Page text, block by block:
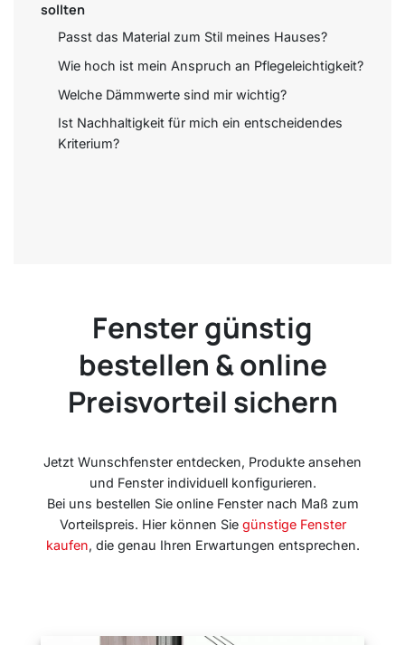
sollten
Passt das Material zum Stil meines Hauses?
Wie hoch ist mein Anspruch an Pflegeleichtigkeit?
Welche Dämmwerte sind mir wichtig?
Ist Nachhaltigkeit für mich ein entscheidendes
Kriterium?
Fenster günstig
bestellen & online
Preisvorteil sichern
Jetzt Wunschfenster entdecken, Produkte ansehen
und Fenster individuell konfigurieren.
Bei uns bestellen Sie online Fenster nach Maß zum
Vorteilspreis. Hier können Sie günstige Fenster
kaufen, die genau Ihren Erwartungen entsprechen.